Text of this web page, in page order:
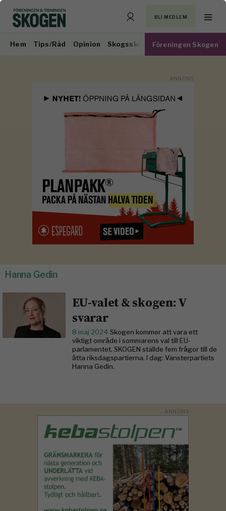
BLI MEDLEM
Hem Tips/Råd Opinion Skogsskötsel Virkesmarknad
Föreningen Skogen
Hanna Gedin
EU-valet & skogen: V
svarar
8 maj 2024 Skogen kommer att vara ett
viktigt område i sommarens val till EU-
parlamentet. SKOGEN ställde fem frågor till de
åtta riksdagspartierna. I dag: Vänsterpartiets
Hanna Gedin.